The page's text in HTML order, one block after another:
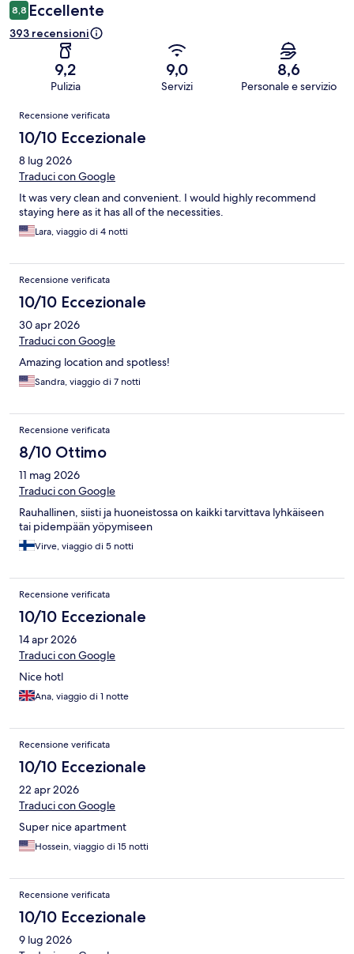
8,8 Eccellente
393 recensioni
9,2
Pulizia
9,0
Servizi
8,6
Personale e servizio
Recensioni
Recensione verificata
10/10 Eccezionale
8 lug 2026
Traduci con Google
It was very clean and convenient. I would highly recommend
staying here as it has all of the necessities.
Lara, viaggio di 4 notti
Recensione verificata
10/10 Eccezionale
30 apr 2026
Traduci con Google
Amazing location and spotless!
Sandra, viaggio di 7 notti
Recensione verificata
8/10 Ottimo
11 mag 2026
Traduci con Google
Rauhallinen, siisti ja huoneistossa on kaikki tarvittava lyhkäiseen
tai pidempään yöpymiseen
Virve, viaggio di 5 notti
Recensione verificata
10/10 Eccezionale
14 apr 2026
Traduci con Google
Nice hotl
Ana, viaggio di 1 notte
Recensione verificata
10/10 Eccezionale
22 apr 2026
Traduci con Google
Super nice apartment
Hossein, viaggio di 15 notti
Recensione verificata
10/10 Eccezionale
9 lug 2026